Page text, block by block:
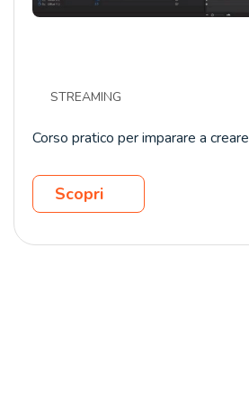
STREAMING
Corso pratico per imparare a
Scopri